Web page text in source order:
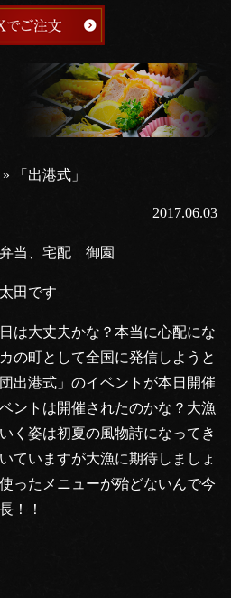
» 「出港式」
2017.06.03
当、宅配 御園
田です
は大丈夫かな？本当に心配にな
の町として全国に発信しようと
出港式」のイベントが本日開催
ントは開催されたのかな？大漁
く姿は初夏の風物詩になってき
ていますが大漁に期待しましょ
ったメニューが殆どないんで今
！！